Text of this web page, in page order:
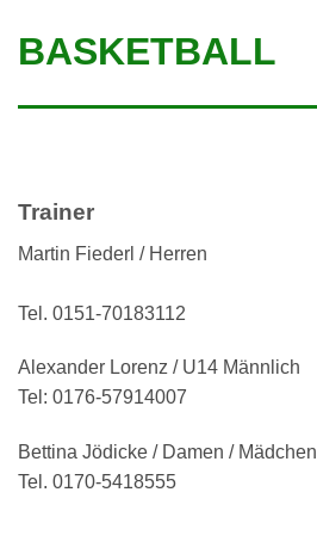
BASKETBALL
Trainer
Martin Fiederl / Herren
Tel. 0151-70183112
Alexander Lorenz / U14 Männlich
Tel: 0176-57914007
Bettina Jödicke / Damen / Mädchen
Tel. 0170-5418555